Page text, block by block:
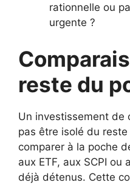
rationnelle ou
urgente ?
reste du
Un investissement de
pas être isolé du
comparer à la poche
aux ETF, aux SCPI ou
déjà détenus. Cette